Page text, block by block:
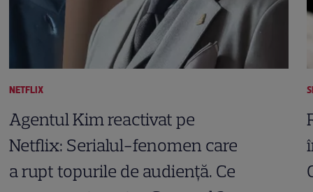
NETFLIX
Agentul Kim reactivat pe
Netflix: Serialul-fenomen care
a rupt topurile de audiență. Ce